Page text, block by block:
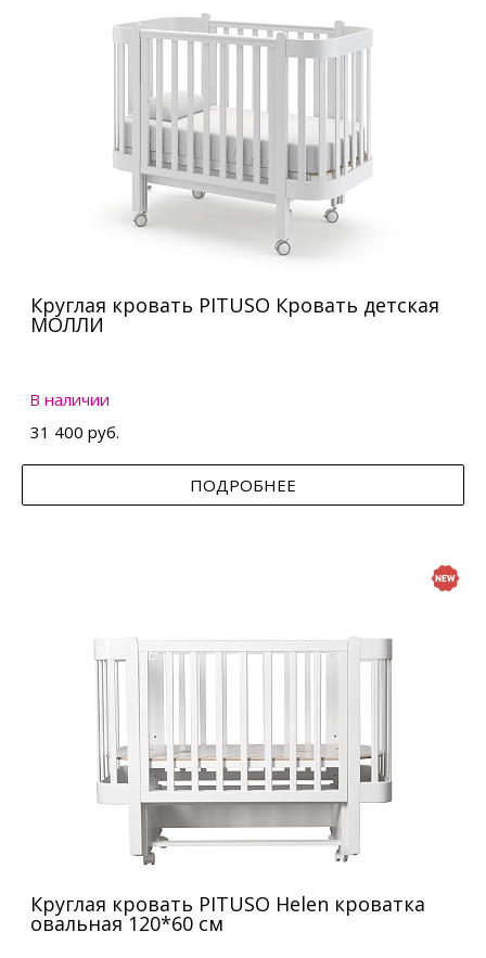
Круглая кровать PITUSO Кровать детская
МОЛЛИ
В наличии
31 400 руб.
ПОДРОБНЕЕ
Круглая кровать PITUSO Helen кроватка
овальная 120*60 см